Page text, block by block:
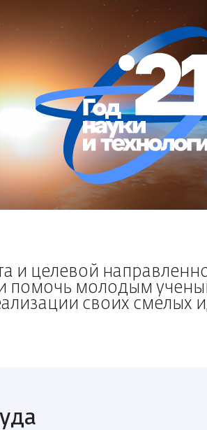
и целевой
помочь молодым
своих смелых